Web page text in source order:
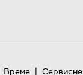
Време |